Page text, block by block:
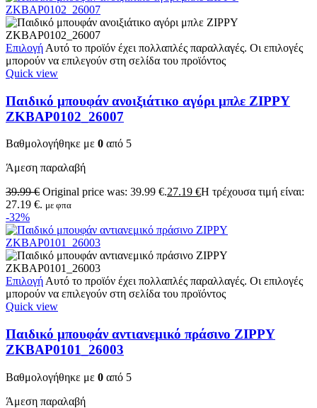
Επιλογή Αυτό το προϊόν έχει πολλαπλές παραλλαγές. Οι επιλογές
μπορούν να επιλεγούν στη σελίδα του προϊόντος
Quick view
Παιδικό μπουφάν ανοιξιάτικο αγόρι μπλε ZIPPY
ZKBAP0102_26007
Βαθμολογήθηκε με 0 από 5
Άμεση παραλαβή
39.99€ Original price was: 39.99 €.27.19 €Η τρέχουσα τιμή είναι:
27.19 €. με φπα
-32%
Επιλογή Αυτό το προϊόν έχει πολλαπλές παραλλαγές. Οι επιλογές
μπορούν να επιλεγούν στη σελίδα του προϊόντος
Quick view
Παιδικό μπουφάν αντιανεμικό πράσινο ZIPPY
ZKBAP0101_26003
Βαθμολογήθηκε με 0 από 5
Άμεση παραλαβή